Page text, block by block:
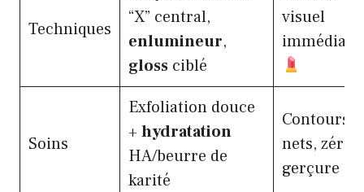
Techniques
“X” central,
enlumineur,
gloss ciblé
visuel
immédiat
Soins
Exfoliation douce
+ hydratation
HA/beurre de
karité
Contours
nets, zéro
gerçure